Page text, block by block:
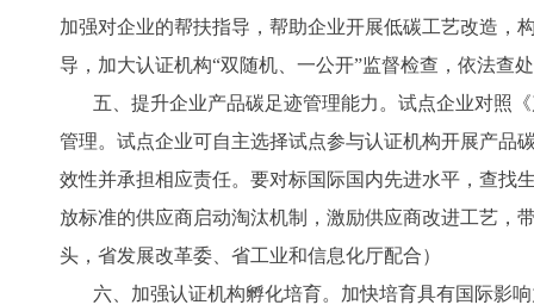
加强对企业的帮扶指导，帮助企业开展低碳工艺改造，
导，加大认证机构“双随机、一公开”监督检查，依法查
五、提升企业产品碳足迹管理能力。试点企业对照
管理。试点企业可自主选择试点参与认证机构开展产品
效性并承担相应责任。要对标国际国内先进水平，查找
放标准的供应商启动淘汰机制，激励供应商改进工艺，
头，省发展改革委、省工业和信息化厅配合）
六、加强认证机构孵化培育。加快培育具有国际影